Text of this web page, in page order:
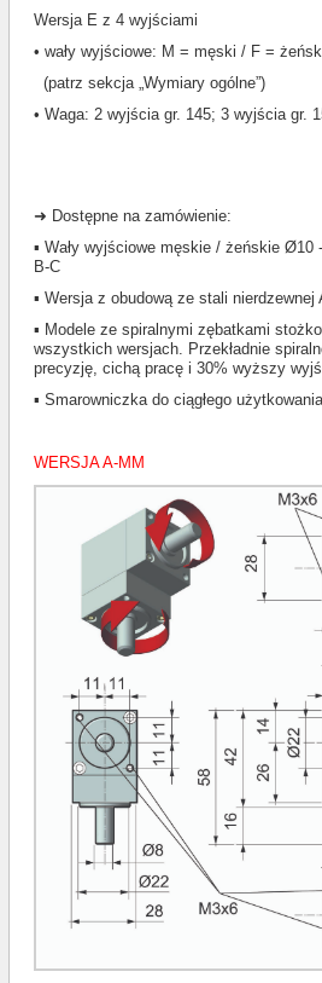
Wersja E z 4 wyjściami
• wały wyjściowe: M = męski / F =
(patrz sekcja „Wymiary ogólne”)
• Waga: 2 wyjścia gr. 145; 3 wyjścia gr.
➜ Dostępne na zamówienie:
▪ Wały wyjściowe męskie / żeńskie
B-C
▪ Wersja z obudową ze stali nierdzewnej
▪ Modele ze spiralnymi zębatkami
wszystkich wersjach. Przekładnie
precyzję, cichą pracę i 30% wyższy
▪ Smarowniczka do ciągłego użytkowania
WERSJA A-MM